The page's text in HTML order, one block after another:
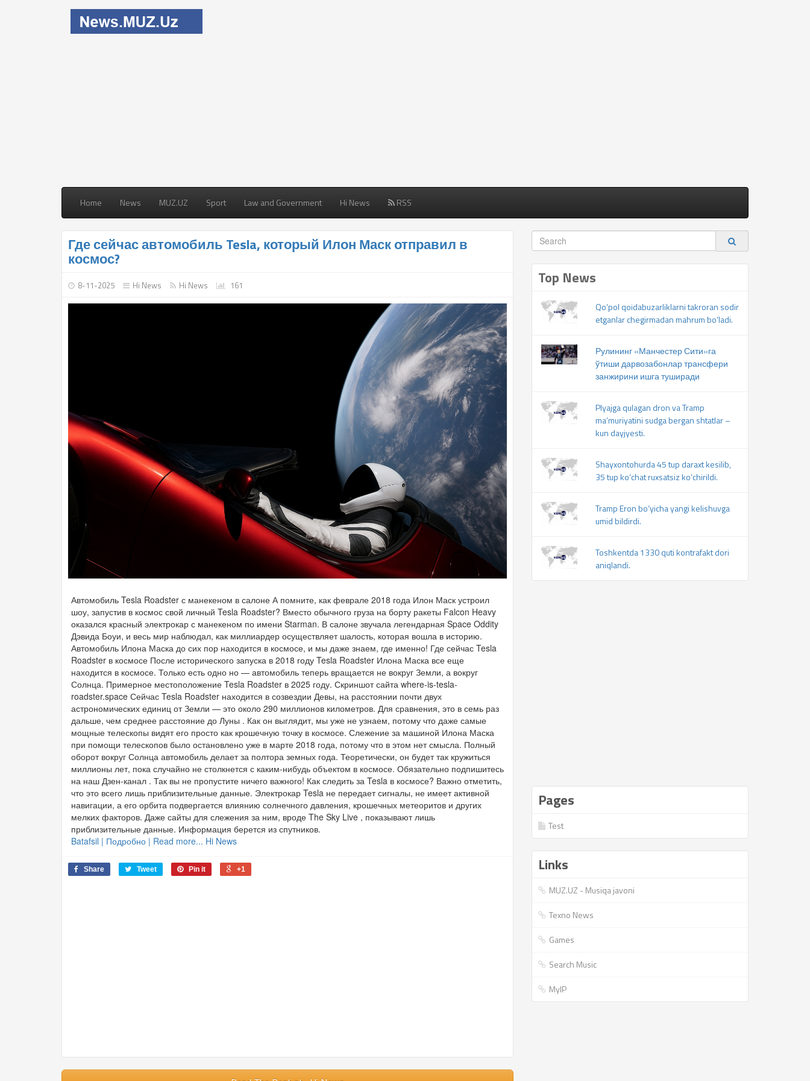
Home News MUZ.UZ Sport Law and Government Hi News RSS
Где сейчас автомобиль Tesla, который Илон Маск отправил в
космос?
8-11-2025 Hi News Hi News 161
Автомобиль Tesla Roadster с манекеном в салоне А помните, как феврале 2018 года Илон Маск устроил
шоу, запустив в космос свой личный Tesla Roadster? Вместо обычного груза на борту ракеты Falcon Heavy
оказался красный электрокар с манекеном по имени Starman. В салоне звучала легендарная Space Oddity
Дэвида Боуи, и весь мир наблюдал, как миллиардер осуществляет шалость, которая вошла в историю.
Автомобиль Илона Маска до сих пор находится в космосе, и мы даже знаем, где именно! Где сейчас Tesla
Roadster в космосе После исторического запуска в 2018 году Tesla Roadster Илона Маска все еще
находится в космосе. Только есть одно но — автомобиль теперь вращается не вокруг Земли, а вокруг
Солнца. Примерное местоположение Tesla Roadster в 2025 году. Скриншот сайта where-is-tesla-
roadster.space Сейчас Tesla Roadster находится в созвездии Девы, на расстоянии почти двух
астрономических единиц от Земли — это около 290 миллионов километров. Для сравнения, это в семь раз
дальше, чем среднее расстояние до Луны . Как он выглядит, мы уже не узнаем, потому что даже самые
мощные телескопы видят его просто как крошечную точку в космосе. Слежение за машиной Илона Маска
при помощи телескопов было остановлено уже в марте 2018 года, потому что в этом нет смысла. Полный
оборот вокруг Солнца автомобиль делает за полтора земных года. Теоретически, он будет так кружиться
миллионы лет, пока случайно не столкнется с каким-нибудь объектом в космосе. Обязательно подпишитесь
на наш Дзен-канал . Так вы не пропустите ничего важного! Как следить за Tesla в космосе? Важно отметить,
что это всего лишь приблизительные данные. Электрокар Tesla не передает сигналы, не имеет активной
навигации, а его орбита подвергается влиянию солнечного давления, крошечных метеоритов и других
мелких факторов. Даже сайты для слежения за ним, вроде The Sky Live , показывают лишь
приблизительные данные. Информация берется из спутников.
Batafsil | Подробно | Read more... Hi News
Share Tweet Pin it +1
Top News
Qo‘pol qoidabuzarliklarni takroran sodir
etganlar chegirmadan mahrum bo‘ladi.
Рулининг «Манчестер Сити»га
ўтиши дарвозабонлар трансфери
занжирини ишга туширади
Plyajga qulagan dron va Tramp
ma’muriyatini sudga bergan shtatlar –
kun dayjyesti.
Shayxontohurda 45 tup daraxt kesilib,
35 tup ko‘chat ruxsatsiz ko‘chirildi.
Tramp Eron bo‘yicha yangi kelishuvga
umid bildirdi.
Toshkentda 1330 quti kontrafakt dori
aniqlandi.
Pages
Test
Links
MUZ.UZ - Musiqa javoni
Texno News
Games
Search Music
MyIP